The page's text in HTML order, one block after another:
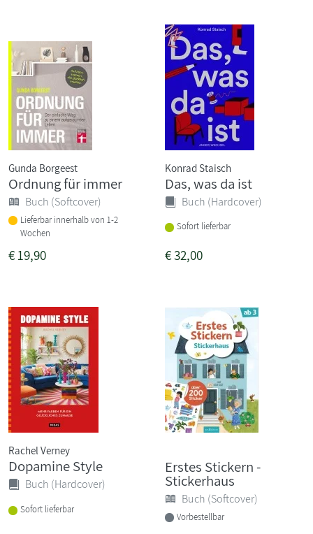
Gunda Borgeest
Ordnung für immer
Buch (Softcover)
Lieferbar innerhalb von 1-2
Wochen
€19,90
Konrad Staisch
Das, was da ist
Buch (Hardcover)
Sofort lieferbar
€32,00
Rachel Verney
Dopamine Style
Buch (Hardcover)
Sofort lieferbar
Erstes Stickern -
Stickerhaus
Buch (Softcover)
Vorbestellbar